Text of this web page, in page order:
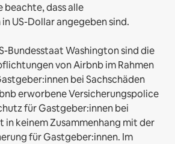
beachte, dass alle
US-Dollar angegeben sind.
Bundesstaat Washington sind die
von Airbnb im Rahmen
bei Sachschäden
erworbene Versicherungspolice
für Gastgeber:innen bei
in keinem Zusammenhang mit der
für Gastgeber:innen. Im